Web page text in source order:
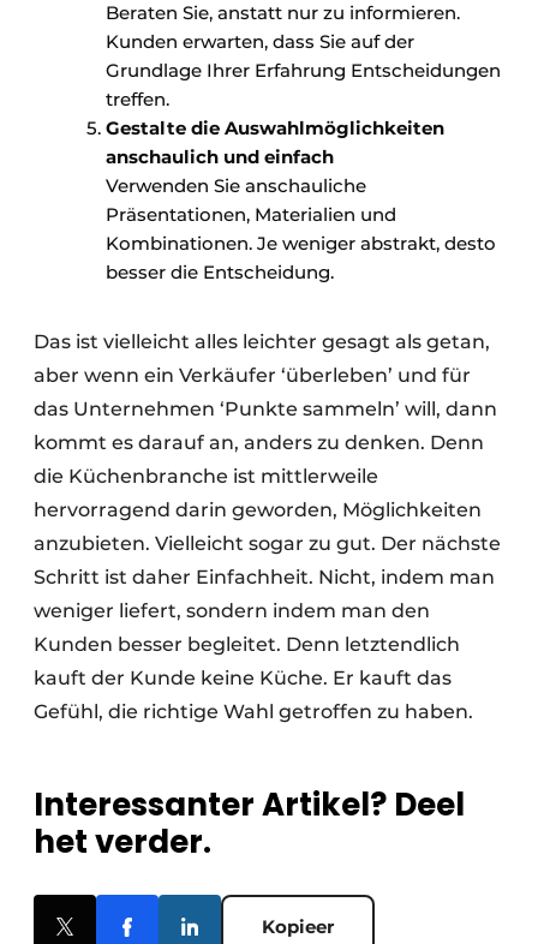
Beraten Sie, anstatt nur zu informieren.
Kunden erwarten, dass Sie auf der
Grundlage Ihrer Erfahrung Entscheidungen
treffen.
Gestalte die Auswahlmöglichkeiten
anschaulich und einfach
Verwenden Sie anschauliche
Präsentationen, Materialien und
Kombinationen. Je weniger abstrakt, desto
besser die Entscheidung.
Das ist vielleicht alles leichter gesagt als getan,
aber wenn ein Verkäufer ‘überleben’ und für
das Unternehmen ‘Punkte sammeln’ will, dann
kommt es darauf an, anders zu denken. Denn
die Küchenbranche ist mittlerweile
hervorragend darin geworden, Möglichkeiten
anzubieten. Vielleicht sogar zu gut. Der nächste
Schritt ist daher Einfachheit. Nicht, indem man
weniger liefert, sondern indem man den
Kunden besser begleitet. Denn letztendlich
kauft der Kunde keine Küche. Er kauft das
Gefühl, die richtige Wahl getroffen zu haben.
Interessanter Artikel? Deel
het verder.
Kopieer